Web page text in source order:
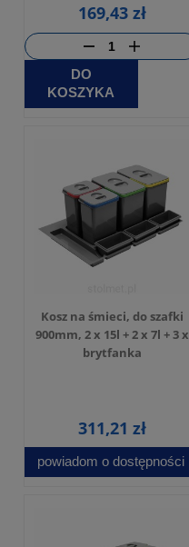
169,43 zł
DO
KOSZYKA
Kosz na śmieci, do szafki
900mm, 2 x 15l + 2 x 7l + 3 x
brytfanka
311,21 zł
powiadom o dostępności